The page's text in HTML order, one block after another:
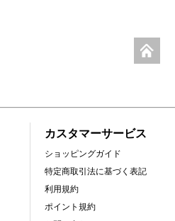
カスタマーサービス
ショッピングガイド
特定商取引法に基づく表記
利用規約
ポイント規約